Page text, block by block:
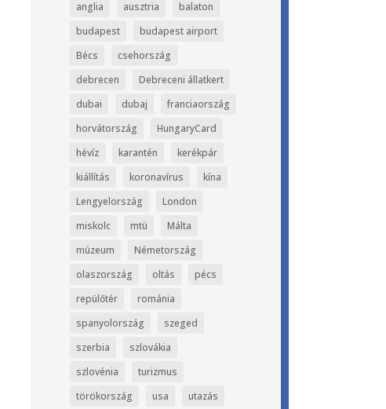
anglia
ausztria
balaton
budapest
budapest airport
Bécs
csehország
debrecen
Debreceni állatkert
dubai
dubaj
franciaország
horvátország
HungaryCard
hévíz
karantén
kerékpár
kiállítás
koronavírus
kína
Lengyelország
London
miskolc
mtü
Málta
múzeum
Németország
olaszország
oltás
pécs
repülőtér
románia
spanyolország
szeged
szerbia
szlovákia
szlovénia
turizmus
törökország
usa
utazás